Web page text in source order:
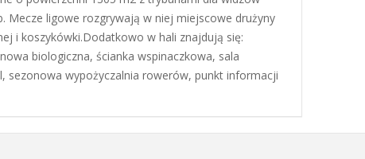
Mecze ligowe rozgrywają w niej miejscowe drużyny
i koszykówki.Dodatkowo w hali znajdują się:
biologiczna, ścianka wspinaczkowa, sala
sezonowa wypożyczalnia rowerów, punkt informacji